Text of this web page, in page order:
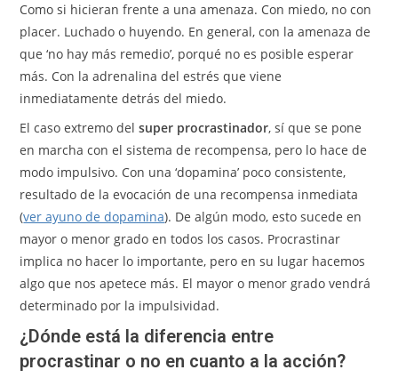
Como si hicieran frente a una amenaza. Con miedo, no con
placer. Luchado o huyendo. En general, con la amenaza de
que ‘no hay más remedio’, porqué no es posible esperar
más. Con la adrenalina del estrés que viene
inmediatamente detrás del miedo.
El caso extremo delsuper procrastinador, sí que se pone
en marcha con el sistema de recompensa, pero lo hace de
modo impulsivo. Con una ‘dopamina’ poco consistente,
resultado de la evocación de una recompensa inmediata
(ver ayuno de dopamina). De algún modo, esto sucede en
mayor o menor grado en todos los casos. Procrastinar
implica no hacer lo importante, pero en su lugar hacemos
algo que nos apetece más. El mayor o menor grado vendrá
determinado por la impulsividad.
¿Dónde está la diferencia entre
procrastinar o no en cuanto a la acción?